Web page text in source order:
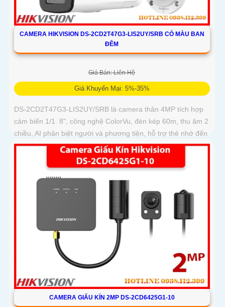
CAMERA HIKVISION DS-2CD2T47G3-LIS2UY/SRB CÓ MÀU BAN
ĐÊM
Giá Bán: Liên Hệ
Giá Khuyến Mại: 5%-35%
DS-2CD2T47G3-LIS2UY/SRB là camera thân 4MP tích hợp
cảm biến 1/1. 8", công nghệ ColorVu, đèn kép 60m, thu âm 2
chiều, AI phân biệt người và phương tiện, hỗ trợ thẻ nhớ đến
512GB, chuẩn chống nước IP67, phù hợp giám sát ban đêm
CAMERA GIẤU KÍN 2MP DS-2CD6425G1-10